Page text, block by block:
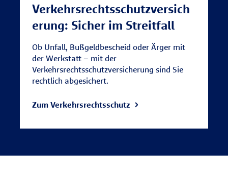
Verkehrsrechtsschutzversich
erung: Sicher im Streitfall
Ob Unfall, Bußgeldbescheid oder Ärger mit
der Werkstatt – mit der
Verkehrsrechtsschutzversicherung sind Sie
rechtlich abgesichert.
Zum Verkehrsrechtsschutz